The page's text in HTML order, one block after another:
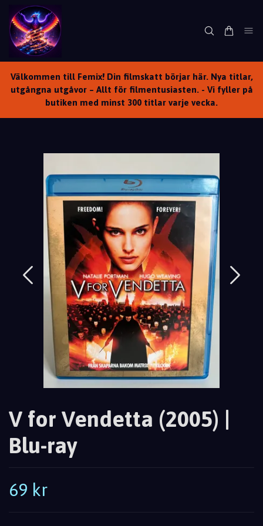
Välkommen till Femix! Din filmskatt börjar här. Nya titlar,
utgångna utgåvor – Allt för filmentusiasten. - Vi fyller på
butiken med minst 300 titlar varje vecka.
V for Vendetta (2005) |
Blu-ray
69 kr